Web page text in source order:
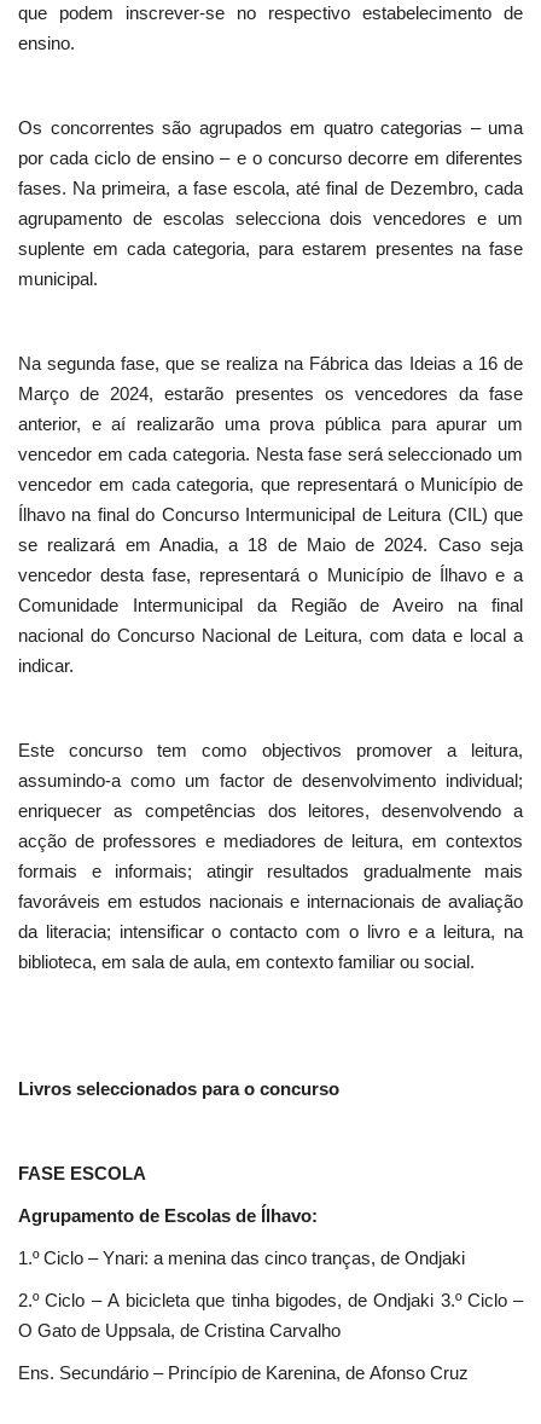
que podem inscrever-se no respectivo estabelecimento de
ensino.
Os concorrentes são agrupados em quatro categorias – uma
por cada ciclo de ensino – e o concurso decorre em diferentes
fases. Na primeira, a fase escola, até final de Dezembro, cada
agrupamento de escolas selecciona dois vencedores e um
suplente em cada categoria, para estarem presentes na fase
municipal.
Na segunda fase, que se realiza na Fábrica das Ideias a 16 de
Março de 2024, estarão presentes os vencedores da fase
anterior, e aí realizarão uma prova pública para apurar um
vencedor em cada categoria. Nesta fase será seleccionado um
vencedor em cada categoria, que representará o Município de
Ílhavo na final do Concurso Intermunicipal de Leitura (CIL) que
se realizará em Anadia, a 18 de Maio de 2024. Caso seja
vencedor desta fase, representará o Município de Ílhavo e a
Comunidade Intermunicipal da Região de Aveiro na final
nacional do Concurso Nacional de Leitura, com data e local a
indicar.
Este concurso tem como objectivos promover a leitura,
assumindo-a como um factor de desenvolvimento individual;
enriquecer as competências dos leitores, desenvolvendo a
acção de professores e mediadores de leitura, em contextos
formais e informais; atingir resultados gradualmente mais
favoráveis em estudos nacionais e internacionais de avaliação
da literacia; intensificar o contacto com o livro e a leitura, na
biblioteca, em sala de aula, em contexto familiar ou social.
Livros seleccionados para o concurso
FASE ESCOLA
Agrupamento de Escolas de Ílhavo:
1.º Ciclo – Ynari: a menina das cinco tranças, de Ondjaki
2.º Ciclo – A bicicleta que tinha bigodes, de Ondjaki 3.º Ciclo –
O Gato de Uppsala, de Cristina Carvalho
Ens. Secundário – Princípio de Karenina, de Afonso Cruz